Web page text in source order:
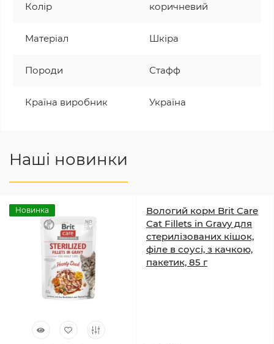
Колір коричневий
Матеріал Шкіра
Породи Стафф
Країна виробник Україна
Наші новинки
Новинка
Вологий корм Brit Care
Cat Fillets in Gravy для
стерилізованих кішок,
філе в соусі, з качкою,
пакетик, 85 г